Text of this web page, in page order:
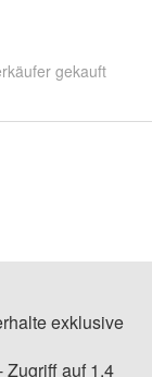
gekauft
exklusive
Zugriff auf 1,4